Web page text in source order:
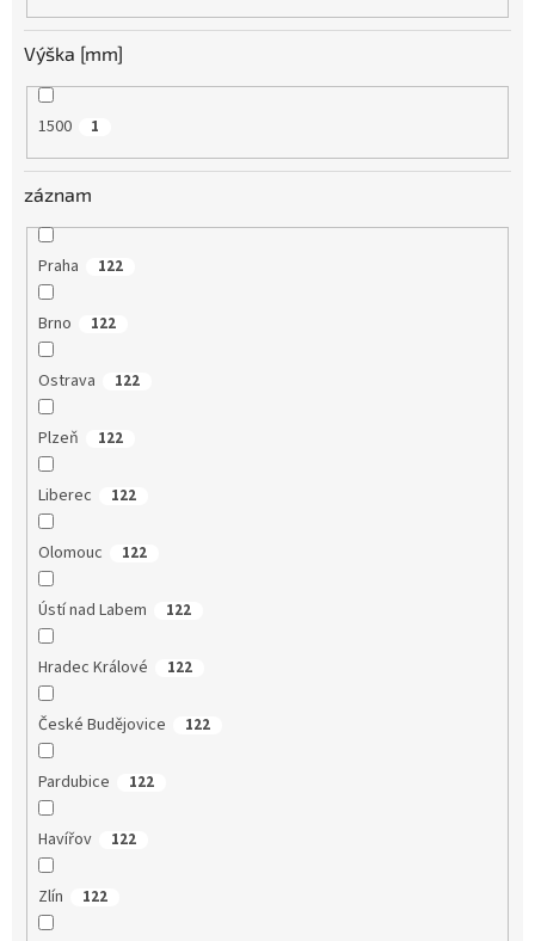
Výška [mm]
1500 1
záznam
Praha 122
Brno 122
Ostrava 122
Plzeň 122
Liberec 122
Olomouc 122
Ústí nad Labem 122
Hradec Králové 122
České Budějovice 122
Pardubice 122
Havířov 122
Zlín 122